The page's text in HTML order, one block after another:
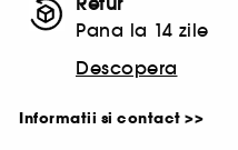
Pana la 14 zile
Descopera
Informatii si contact >>